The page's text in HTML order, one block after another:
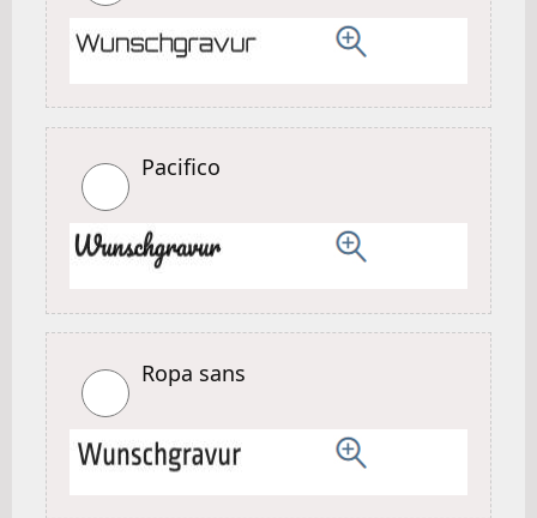
Pacifico
Ropa sans